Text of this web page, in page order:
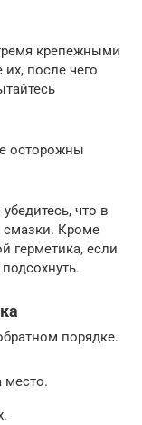
крепежными
после чего
осторожны
что в
смазки. Кроме
герметика, если
порядке.
место.